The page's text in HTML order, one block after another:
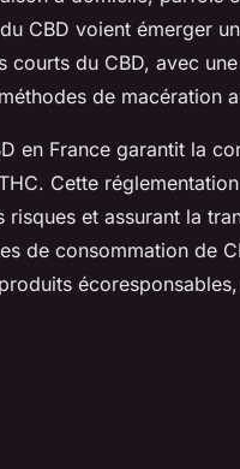
CBD voient émerger
courts du CBD, avec
de macération
en France garantit la
Cette
risques et assurant la
de consommation de